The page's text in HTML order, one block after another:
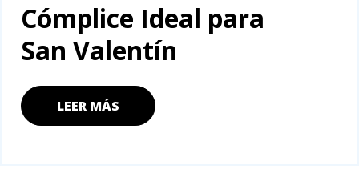
Cómplice Ideal para
San Valentín
LEER MÁS